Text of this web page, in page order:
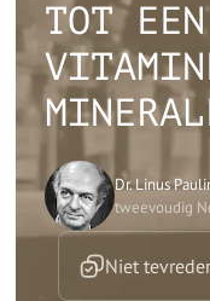
TOT
Dr. Linus
tweevoudig
Niet